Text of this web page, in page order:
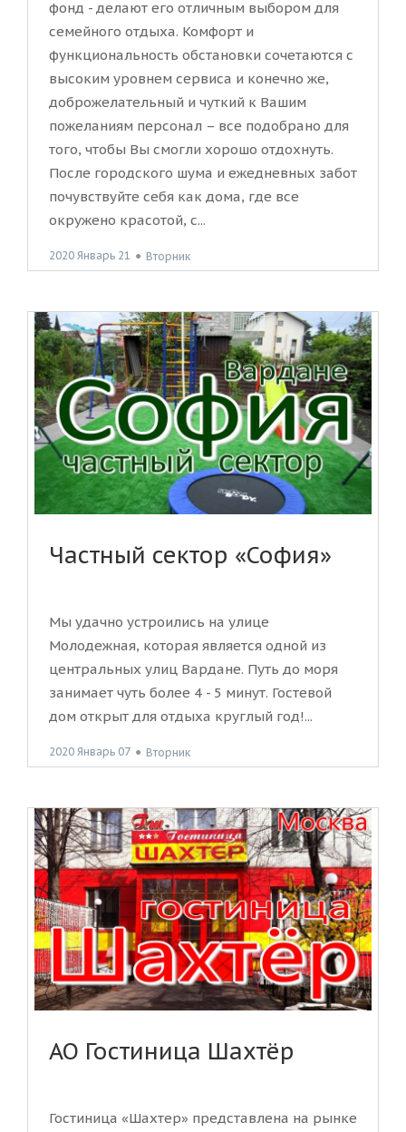
фонд - делают его отличным выбором для
семейного отдыха. Комфорт и
функциональность обстановки сочетаются с
высоким уровнем сервиса и конечно же,
доброжелательный и чуткий к Вашим
пожеланиям персонал – все подобрано для
того, чтобы Вы смогли хорошо отдохнуть.
После городского шума и ежедневных забот
почувствуйте себя как дома, где все
окружено красотой, с...
2020 Январь 21 ● Вторник
Частный сектор «София»
Мы удачно устроились на улице
Молодежная, которая является одной из
центральных улиц Вардане. Путь до моря
занимает чуть более 4 - 5 минут. Гостевой
дом открыт для отдыха круглый год!...
2020 Январь 07 ● Вторник
АО Гостиница Шахтёр
Гостиница «Шахтер» представлена на рынке